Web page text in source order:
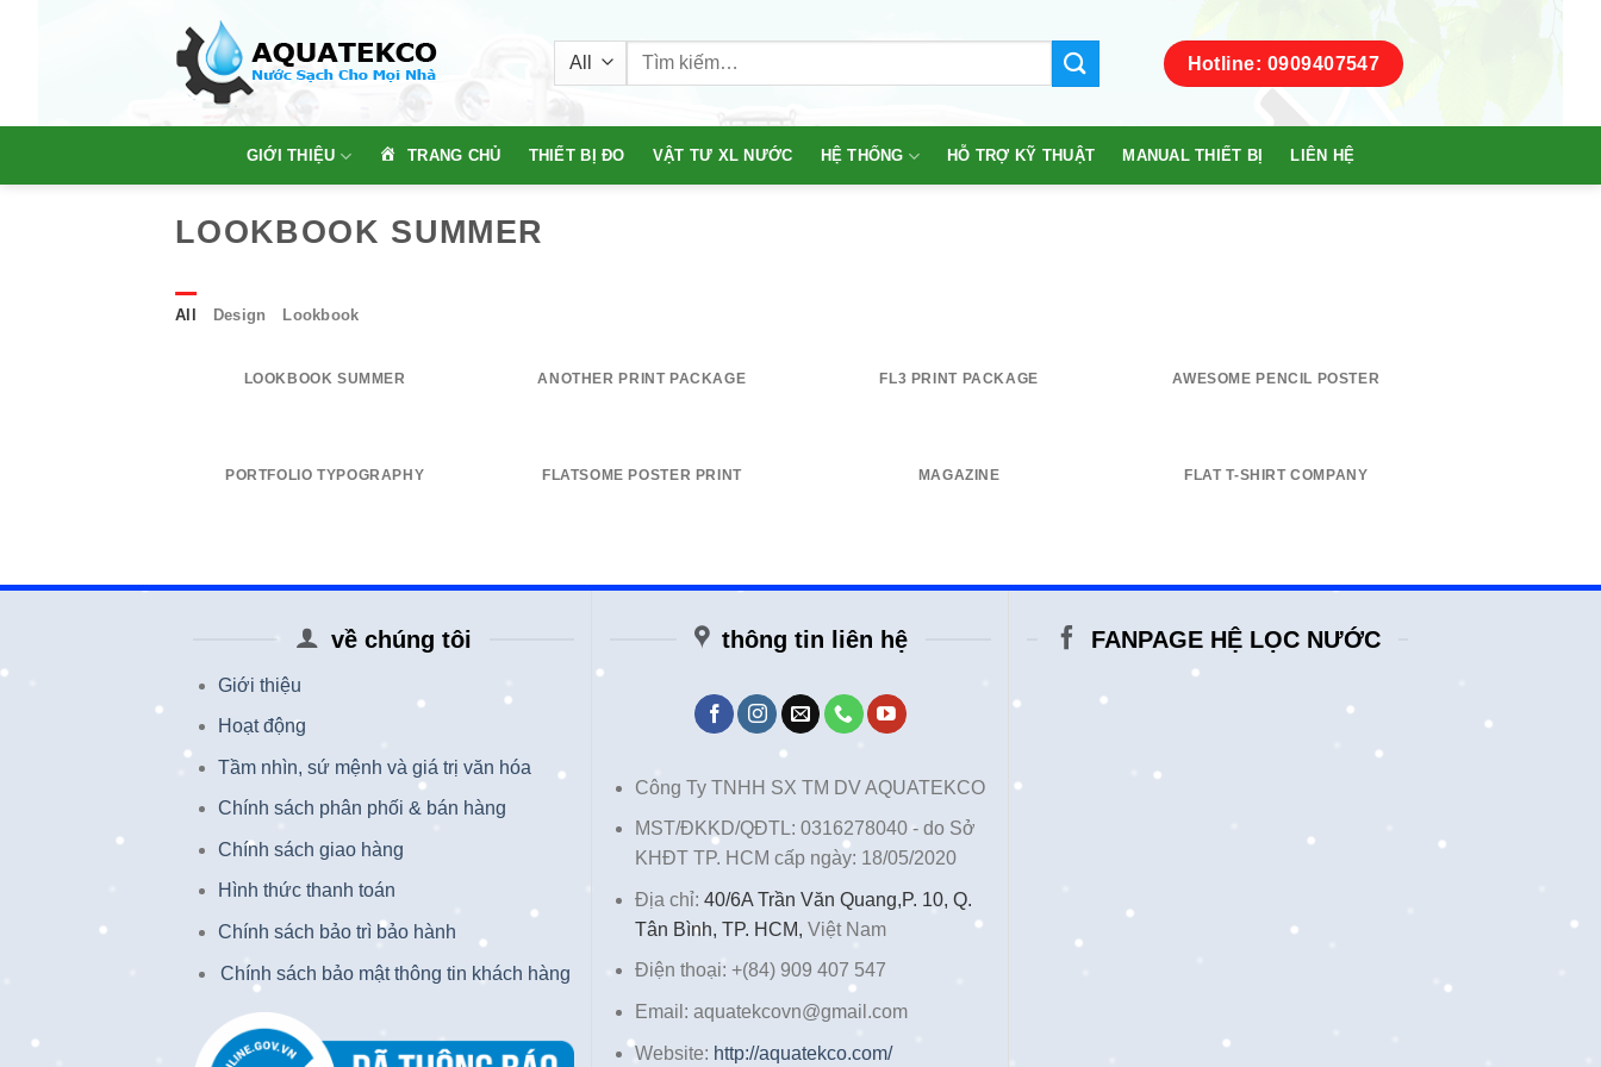
Tìm
Hotline: 0909407547
GIỚI THIỆU TRANG CHỦ THIẾT BỊ ĐO VẬT TƯ XL NƯỚC HỆ THỐNG HỖ TRỢ KỸ THUẬT MANUAL THIẾT BỊ LIÊN HỆ
LOOKBOOK SUMMER
All Design Lookbook
LOOKBOOK SUMMER ANOTHER PRINT PACKAGE FL3 PRINT PACKAGE AWESOME PENCIL POSTER
PORTFOLIO TYPOGRAPHY FLATSOME POSTER PRINT MAGAZINE FLAT T-SHIRT COMPANY
về chúng tôi
Giới thiệu
Hoạt động
Tầm nhìn, sứ mệnh và giá trị văn hóa
Chính sách phân phối & bán hàng
Chính sách giao hàng
Hình thức thanh toán
Chính sách bảo trì bảo hành
Chính sách bảo mật thông tin khách hàng
thông tin liên hệ
Công Ty TNHH SX TM DV AQUATEKCO
MST/ĐKKD/QĐTL: 0316278040 - do Sở
KHĐT TP. HCM cấp ngày: 18/05/2020
Địa chỉ: 40/6A Trần Văn Quang,P. 10, Q.
Tân Bình, TP. HCM, Việt Nam
Điện thoại: +(84) 909 407 547
Email: aquatekcovn@gmail.com
Website: http://aquatekco.com/
FANPAGE HỆ LỌC NƯỚC